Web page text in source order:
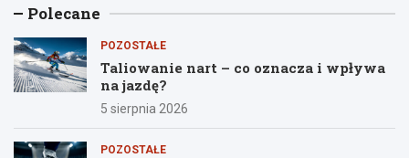
Polecane
POZOSTAŁE
Taliowanie nart – co oznacza i wpływa
na jazdę?
5 sierpnia 2026
POZOSTAŁE